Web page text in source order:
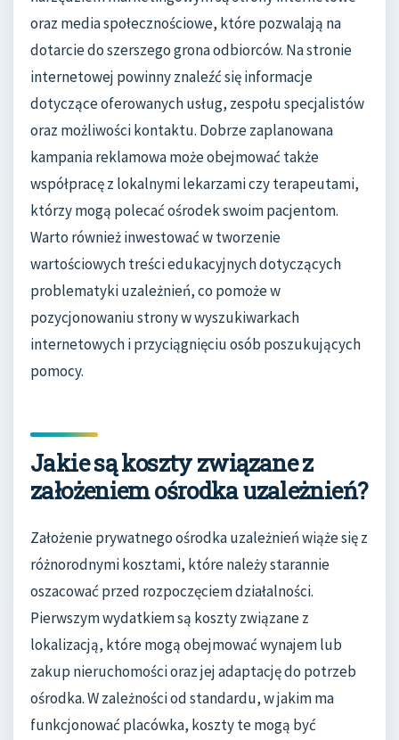
oraz media społecznościowe, które pozwalają na
dotarcie do szerszego grona odbiorców. Na stronie
internetowej powinny znaleźć się informacje
dotyczące oferowanych usług, zespołu specjalistów
oraz możliwości kontaktu. Dobrze zaplanowana
kampania reklamowa może obejmować także
współpracę z lokalnymi lekarzami czy terapeutami,
którzy mogą polecać ośrodek swoim pacjentom.
Warto również inwestować w tworzenie
wartościowych treści edukacyjnych dotyczących
problematyki uzależnień, co pomoże w
pozycjonowaniu strony w wyszukiwarkach
internetowych i przyciągnięciu osób poszukujących
pomocy.
Jakie są koszty związane z
założeniem ośrodka uzależnień?
Założenie prywatnego ośrodka uzależnień wiąże się z
różnorodnymi kosztami, które należy starannie
oszacować przed rozpoczęciem działalności.
Pierwszym wydatkiem są koszty związane z
lokalizacją, które mogą obejmować wynajem lub
zakup nieruchomości oraz jej adaptację do potrzeb
ośrodka. W zależności od standardu, w jakim ma
funkcjonować placówka, koszty te mogą być